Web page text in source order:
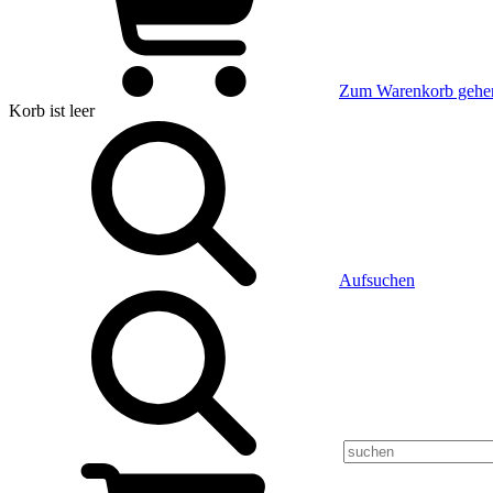
Zum Warenkorb
Korb ist leer
Aufsuchen